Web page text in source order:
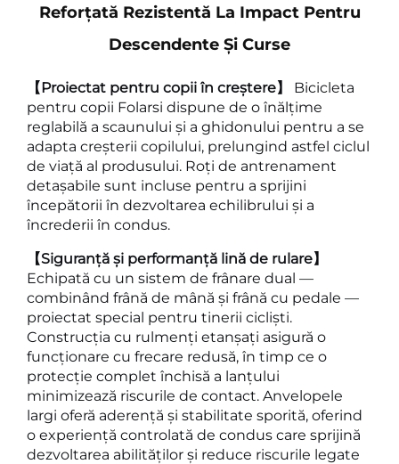
Reforțată Rezistentă La Impact Pentru
Descendente Și Curse
【Proiectat pentru copii în creștere】 Bicicleta
pentru copii Folarsi dispune de o înălțime
reglabilă a scaunului și a ghidonului pentru a se
adapta creșterii copilului, prelungind astfel ciclul
de viață al produsului. Roți de antrenament
detașabile sunt incluse pentru a sprijini
începătorii în dezvoltarea echilibrului și a
încrederii în condus.
【Siguranță și performanță lină de rulare】
Echipată cu un sistem de frânare dual —
combinând frână de mână și frână cu pedale —
proiectat special pentru tinerii cicliști.
Construcția cu rulmenți etanșați asigură o
funcționare cu frecare redusă, în timp ce o
protecție complet închisă a lanțului
minimizează riscurile de contact. Anvelopele
largi oferă aderență și stabilitate sporită, oferind
o experiență controlată de condus care sprijină
dezvoltarea abilităților și reduce riscurile legate